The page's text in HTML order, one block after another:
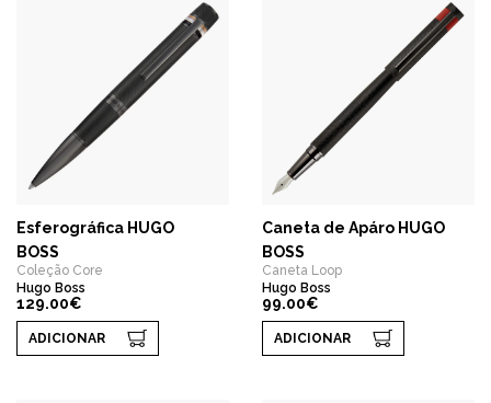
Esferográfica HUGO
BOSS
Coleção Core
Hugo Boss
129.00€
ADICIONAR
Caneta de Apáro HUGO
BOSS
Caneta Loop
Hugo Boss
99.00€
ADICIONAR